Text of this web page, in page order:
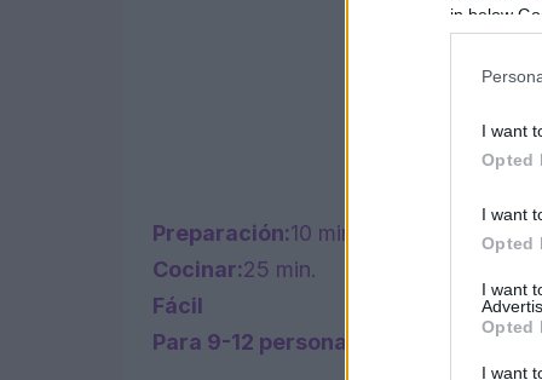
in below
I want
Opted
I want
Opted
I want
Opted
I want
Preparación:10 min.
Cocinar:25 min.
Fácil
Para 9-12 personas